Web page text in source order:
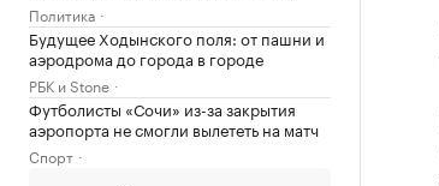
Политика
Будущее Ходынского поля: от пашни и
аэродрома до города в городе
РБК и Stone
Футболисты «Сочи» из-за закрытия
аэропорта не смогли вылететь на матч
Спорт